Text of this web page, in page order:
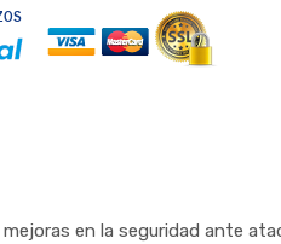
en la seguridad ante